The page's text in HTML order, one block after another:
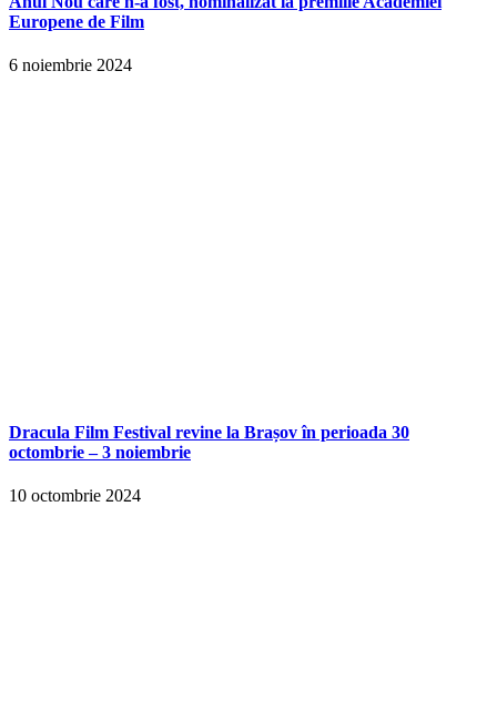
Europene de Film
6 noiembrie 2024
Dracula Film Festival revine la Brașov în perioada 30
octombrie – 3 noiembrie
10 octombrie 2024